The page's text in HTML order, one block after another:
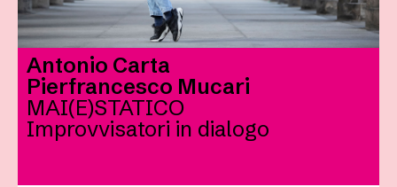
Antonio Carta
Pierfrancesco Mucari
MAI(E)STATICO
Improvvisatori in dialogo